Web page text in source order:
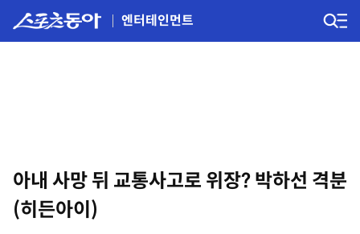
엔터테인먼트
아내 사망 뒤 교통사고로 위장? 박하선 격분
(히든아이)